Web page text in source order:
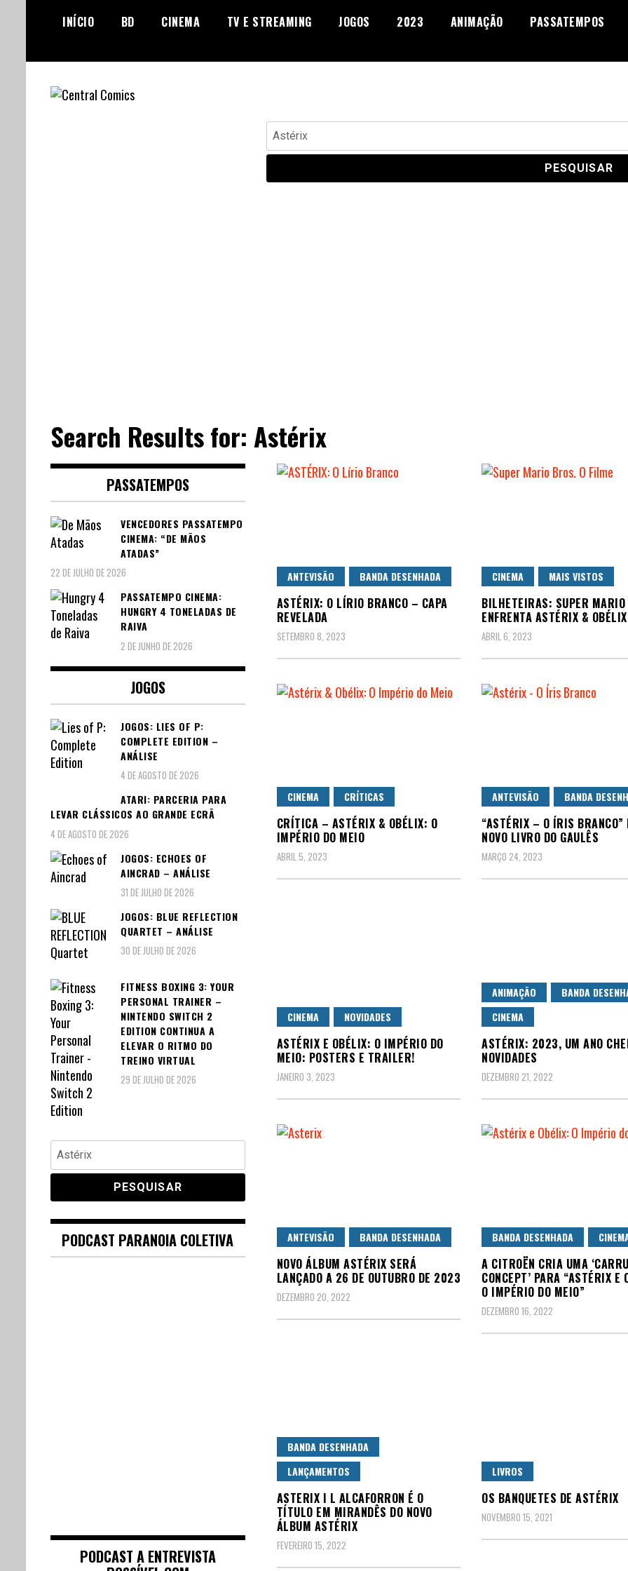
INÍCIO BD CINEMA TV E STREAMING JOGOS 2023 ANIMAÇÃO PASSATEMPOS
Pesquisar
por:
Search Results for: Astérix
ANTEVISÃO BANDA DESENHADA
ASTÉRIX: O LÍRIO BRANCO – CAPA
REVELADA
SETEMBRO 8, 2023
CINEMA MAIS VISTOS
BILHETEIRAS: SUPER MARIO
ENFRENTA ASTÉRIX & OBÉLIX
ABRIL 6, 2023
CINEMA CRÍTICAS
CRÍTICA – ASTÉRIX & OBÉLIX: O
IMPÉRIO DO MEIO
ABRIL 5, 2023
ANTEVISÃO BANDA
“ASTÉRIX – O ÍRIS BRANCO”
NOVO LIVRO DO GAULÊS
MARÇO 24, 2023
CINEMA NOVIDADES
ASTÉRIX E OBÉLIX: O IMPÉRIO DO
MEIO: POSTERS E TRAILER!
JANEIRO 3, 2023
ANIMAÇÃO
BANDA
CINEMA
ASTÉRIX: 2023, UM ANO
NOVIDADES
DEZEMBRO 21, 2022
ANTEVISÃO BANDA DESENHADA
NOVO ÁLBUM ASTÉRIX SERÁ
LANÇADO A 26 DE OUTUBRO DE 2023
DEZEMBRO 20, 2022
BANDA DESENHADA
A CITROËN CRIA UMA
CONCEPT’ PARA “ASTÉRIX E
O IMPÉRIO DO MEIO”
DEZEMBRO 16, 2022
BANDA DESENHADA
LANÇAMENTOS
ASTERIX I L ALCAFORRON É O
TÍTULO EM MIRANDÊS DO NOVO
ÁLBUM ASTÉRIX
FEVEREIRO 15, 2022
LIVROS
OS BANQUETES DE ASTÉRIX
NOVEMBRO 15, 2021
PASSATEMPOS
VENCEDORES PASSATEMPO
CINEMA: “DE MÃOS
ATADAS”
22 DE JULHO DE 2026
PASSATEMPO CINEMA:
HUNGRY 4 TONELADAS DE
RAIVA
2 DE JUNHO DE 2026
JOGOS
JOGOS: LIES OF P:
COMPLETE EDITION –
ANÁLISE
4 DE AGOSTO DE 2026
ATARI: PARCERIA PARA
LEVAR CLÁSSICOS AO GRANDE ECRÃ
4 DE AGOSTO DE 2026
JOGOS: ECHOES OF
AINCRAD – ANÁLISE
31 DE JULHO DE 2026
JOGOS: BLUE REFLECTION
QUARTET – ANÁLISE
30 DE JULHO DE 2026
FITNESS BOXING 3: YOUR
PERSONAL TRAINER –
NINTENDO SWITCH 2
EDITION CONTINUA A
ELEVAR O RITMO DO
TREINO VIRTUAL
29 DE JULHO DE 2026
Pesquisar
por:
PODCAST PARANOIA COLETIVA
PODCAST A ENTREVISTA